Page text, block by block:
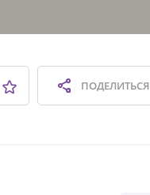
ПОДЕЛИТЬСЯ